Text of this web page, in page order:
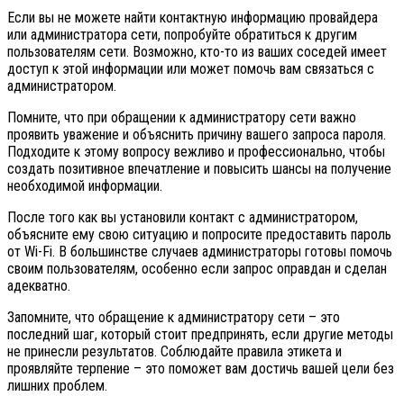
Если вы не можете найти контактную информацию провайдера
или администратора сети, попробуйте обратиться к другим
пользователям сети. Возможно, кто-то из ваших соседей имеет
доступ к этой информации или может помочь вам связаться с
администратором.
Помните, что при обращении к администратору сети важно
проявить уважение и объяснить причину вашего запроса пароля.
Подходите к этому вопросу вежливо и профессионально, чтобы
создать позитивное впечатление и повысить шансы на получение
необходимой информации.
После того как вы установили контакт с администратором,
объясните ему свою ситуацию и попросите предоставить пароль
от Wi-Fi. В большинстве случаев администраторы готовы помочь
своим пользователям, особенно если запрос оправдан и сделан
адекватно.
Запомните, что обращение к администратору сети – это
последний шаг, который стоит предпринять, если другие методы
не принесли результатов. Соблюдайте правила этикета и
проявляйте терпение – это поможет вам достичь вашей цели без
лишних проблем.